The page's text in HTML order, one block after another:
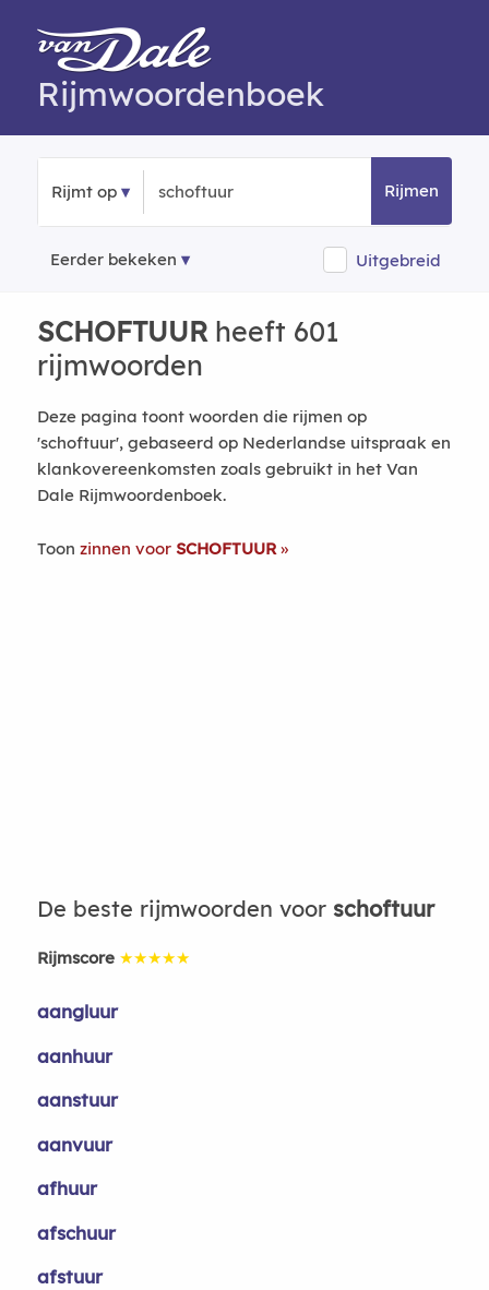
Rijmwoordenboek
Rijmt op Rijmen
Eerder bekeken Uitgebreid
SCHOFTUURheeft 601
rijmwoorden
Deze pagina toont woorden die rijmen op
'schoftuur', gebaseerd op Nederlandse uitspraak en
klankovereenkomsten zoals gebruikt in het Van
Dale Rijmwoordenboek.
Toon zinnen voor SCHOFTUUR
De beste rijmwoorden voor schoftuur
Rijmscore ★★★★★
aangluur
aanhuur
aanstuur
aanvuur
afhuur
afschuur
afstuur